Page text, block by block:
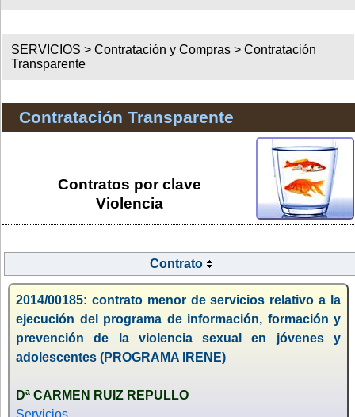
SERVICIOS >Contratación y Compras >Contratación
Transparente
Contratación Transparente
Contratos por clave
Violencia
Contrato
2014/00185: contrato menor de servicios relativo a la
ejecución del programa de información, formación y
prevención de la violencia sexual en jóvenes y
adolescentes (PROGRAMA IRENE)
Dª CARMEN RUIZ REPULLO
Servicios